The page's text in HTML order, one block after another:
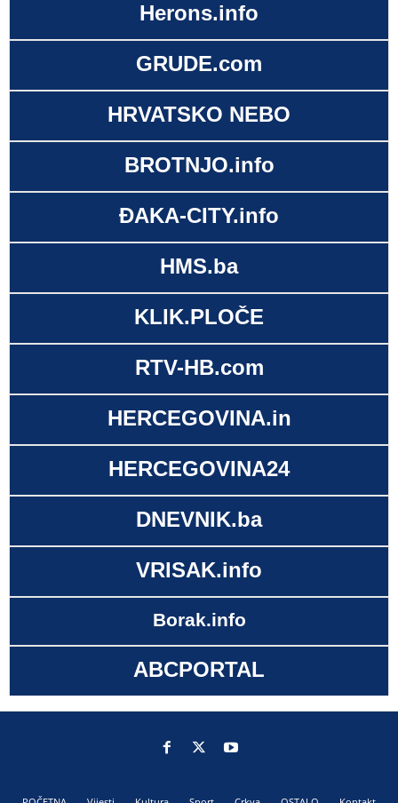
Herons.info
GRUDE.com
HRVATSKO NEBO
BROTNJO.info
ĐAKA-CITY.info
HMS.ba
KLIK.PLOČE
RTV-HB.com
HERCEGOVINA.in
HERCEGOVINA24
DNEVNIK.ba
VRISAK.info
Borak.info
ABCPORTAL